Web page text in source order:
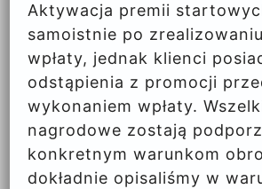
Aktywacja premii
samoistnie po
wpłaty, jednak klienci
odstąpienia z promocji
wykonaniem wpłaty.
nagrodowe zostają
konkretnym warunkom
dokładnie opisaliśmy w